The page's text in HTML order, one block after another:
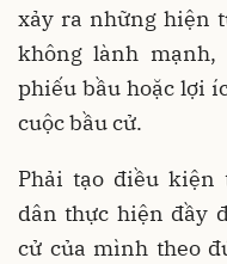
xảy ra những hiện
không lành mạnh,
phiếu bầu hoặc lợi
cuộc bầu cử.
Phải tạo điều kiện
dân thực hiện đầy
cử của mình theo